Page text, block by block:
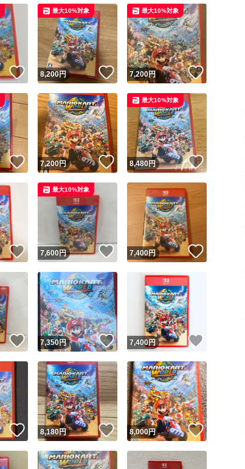
いいね！
8,200円 いいね！
最大10%対象
7,200円
最大10%対象
いいね！
7,200円 いいね！
8,480円 いいね！
最大10%対象
いいね！
7,600円 いいね！
最大10%対象
7,400円
いいね！
7,350円 いいね！
7,400円
いいね！
8,180円 いいね！
8,000円 いいね！